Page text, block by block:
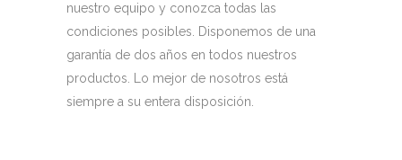
nuestro equipo y conozca todas las
condiciones posibles. Disponemos de una
garantía de dos años en todos nuestros
productos. Lo mejor de nosotros está
siempre a su entera disposición.